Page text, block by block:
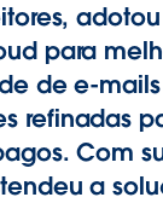
para
de e-
refinadas
Com
a